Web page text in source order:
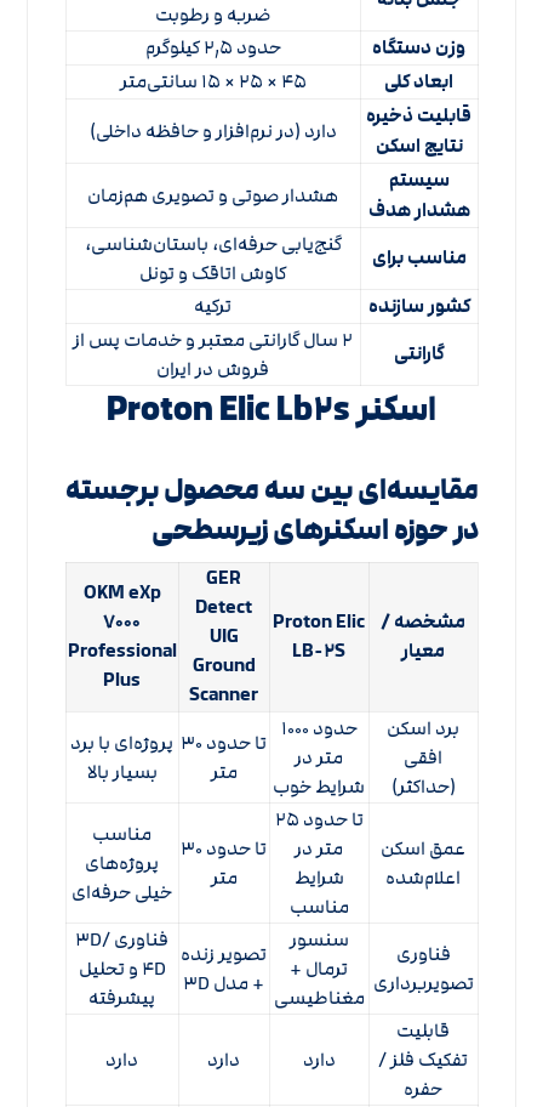
ضربه و رطوبت
وزن دستگاه حدود ۲٫۵ کیلوگرم
ابعاد کلی ۴۵ × ۲۵ × ۱۵ سانتی‌متر
قابلیت ذخیره
نتایج اسکن
دارد (در نرم‌افزار و حافظه داخلی)
سیستم
هشدار هدف
هشدار صوتی و تصویری هم‌زمان
مناسب برای
گنج‌یابی حرفه‌ای، باستان‌شناسی،
کاوش اتاقک و تونل
کشور سازنده ترکیه
گارانتی
۲ سال گارانتی معتبر و خدمات پس از
فروش در ایران
اسکنر Proton Elic Lb۲s
مقایسه‌ای بین سه محصول برجسته
در حوزه اسکنرهای زیرسطحی
مشخصه /
معیار
Proton Elic
LB-۲S
GER
Detect
UIG
Ground
Scanner
OKM eXp
۷۰۰۰
Professional
Plus
برد اسکن
افقی
(حداکثر)
حدود ۱۰۰۰
متر در
شرایط خوب
تا حدود ۳۰
متر
پروژه‌ای با برد
بسیار بالا
عمق اسکن
اعلام‌شده
تا حدود ۲۵
متر در
شرایط
مناسب
تا حدود ۳۰
متر
مناسب
پروژه‌های
خیلی حرفه‌ای
فناوری
تصویربرداری
سنسور
ترمال +
مغناطیسی
تصویر زنده
+ مدل ۳D
فناوری ۳D/
۴D و تحلیل
پیشرفته
قابلیت
تفکیک فلز /
حفره
دارد دارد دارد